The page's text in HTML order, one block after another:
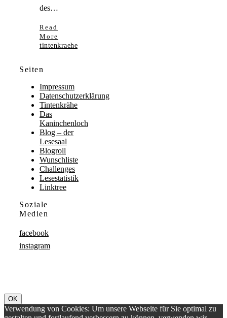
des…
Read
More
tintenkraehe
Seiten
Impressum
Datenschutzerklärung
Tintenkrähe
Das
Kaninchenloch
Blog – der
Lesesaal
Blogroll
Wunschliste
Challenges
Lesestatistik
Linktree
Soziale
Medien
facebook
instagram
OK
Verwendung von Cookies: Um unsere Webseite für Sie optimal zu